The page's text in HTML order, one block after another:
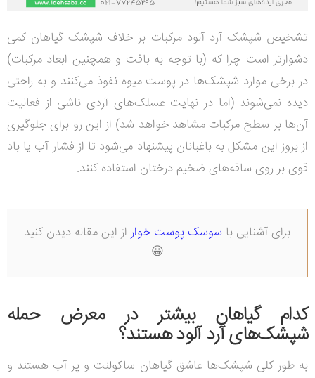
تشخیص شپشک آرد آلود مرکبات بر خلاف شپشک گیاهان کمی
دشوارتر است چرا که (با توجه به بافت و همچنین ابعاد مرکبات)
در برخی موارد شپشک‌ها در پوست میوه نفوذ می‌کنند و به راحتی
دیده نمی‌شوند (اما در نهایت عسلک‌های آردی ناشی از فعالیت
آن‌ها بر سطح مرکبات مشاهد خواهد شد) از این رو برای جلوگیری
از بروز این مشکل به باغبانان پیشنهاد می‌شود تا از فشار آب یا باد
قوی بر روی ساقه‌های ضخیم درختان استفاده کنند.
برای آشنایی با سوسک پوست خواراز این مقاله دیدن کنید
😀
کدام گیاهان بیشتر در معرض حمله
شپشک‌های آرد آلود هستند؟
به طور کلی شپشک‌ها عاشق گیاهان ساکولنت و پر آب هستند و